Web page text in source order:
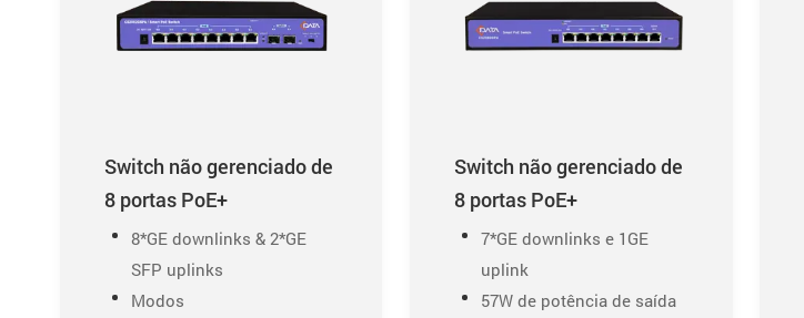
Switch não gerenciado de
8 portas PoE+
8*GE downlinks & 2*GE
SFP uplinks
Modos
Switch não gerenciado de
8 portas PoE+
7*GE downlinks e 1GE
uplink
57W de potência de saída